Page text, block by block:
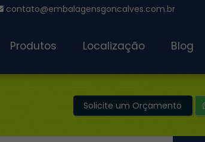
contato@embalagensgoncalves.com.br
Produtos Localização Blog
Solicite um Orçamento